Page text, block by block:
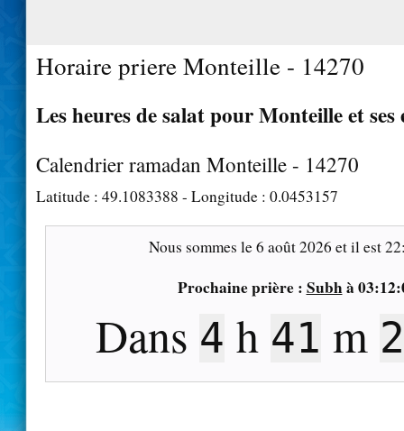
Horaire priere Monteille - 14270
Les heures de salat pour Monteille et ses
Calendrier ramadan Monteille - 14270
Latitude : 49.1083388 - Longitude : 0.0453157
Nous sommes le6 août 2026 et il est
Prochaine prière : Subhà
Dans 4 h 41 m